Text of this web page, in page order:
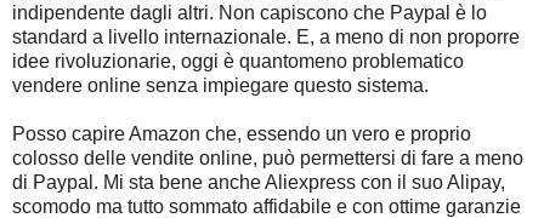
indipendente dagli altri. Non capiscono che Paypal è lo
standard a livello internazionale. E, a meno di non proporre
idee rivoluzionarie, oggi è quantomeno problematico
vendere online senza impiegare questo sistema.
Posso capire Amazon che, essendo un vero e proprio
colosso delle vendite online, può permettersi di fare a meno
di Paypal. Mi sta bene anche Aliexpress con il suo Alipay,
scomodo ma tutto sommato affidabile e con ottime garanzie